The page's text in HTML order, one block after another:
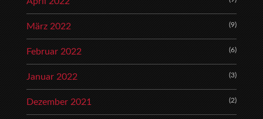
März 2022 (9)
Februar 2022 (6)
Januar 2022 (3)
Dezember 2021 (2)